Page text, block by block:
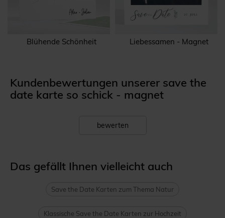
Blühende Schönheit Liebessamen - Magnet
Kundenbewertungen unserer save the
date karte so schick - magnet
bewerten
Das gefällt Ihnen vielleicht auch
Save the Date Karten zum Thema Natur
Klassische Save the Date Karten zur Hochzeit